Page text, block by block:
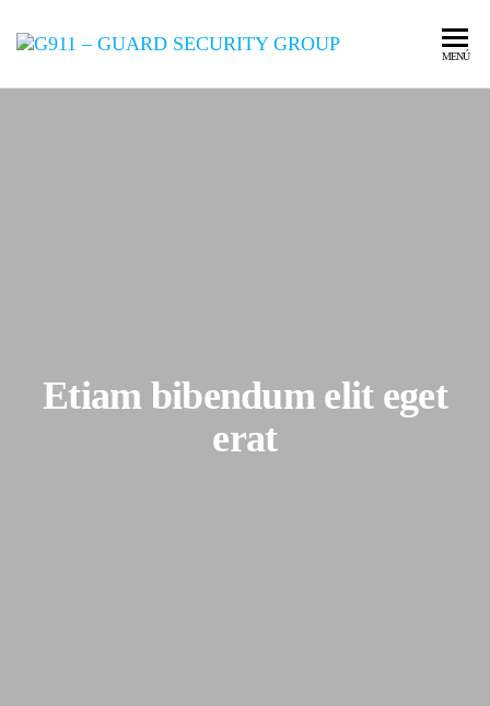
G911 –
GUARD
LA CALIDAD
COMPROMISO
MENÚ
Etiam bibendum elit eget
erat